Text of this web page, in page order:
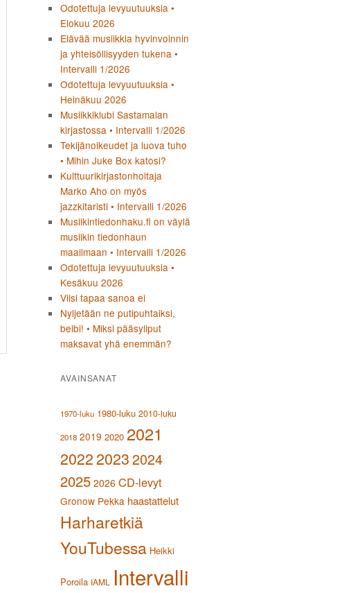
Odotettuja levyuutuuksia •
Elokuu 2026
Elävää musiikkia hyvinvoinnin
ja yhteisöllisyyden tukena •
Intervalli 1/2026
Odotettuja levyuutuuksia •
Heinäkuu 2026
Musiikkiklubi Sastamalan
kirjastossa • Intervalli 1/2026
Tekijänoikeudet ja luova tuho
• Mihin Juke Box katosi?
Kulttuurikirjastonhoitaja
Marko Aho on myös
jazzkitaristi • Intervalli 1/2026
Musiikintiedonhaku.fi on väylä
musiikin tiedonhaun
maailmaan • Intervalli 1/2026
Odotettuja levyuutuuksia •
Kesäkuu 2026
Viisi tapaa sanoa ei
Nyljetään ne putipuhtaiksi,
beibi! • Miksi pääsyliput
maksavat yhä enemmän?
AVAINSANAT
1970-luku 1980-luku 2010-luku
2018 2019 2020 2021
2022 20232024
2025 2026 CD-levyt
Gronow Pekka haastattelut
Harharetkiä
YouTubessa Heikki
Poroila IAML Intervalli